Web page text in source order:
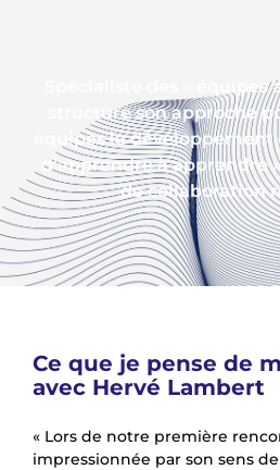
Spécialiste des « équipes
structure son approche
équipes le développement
d’apprendre à apprendre
de collaboration
Ce que je pense de
avec Hervé Lambert
« Lors de notre première
impressionnée par son sens de